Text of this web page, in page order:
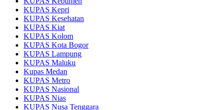
KUPAS Kepri
KUPAS Kesehatan
KUPAS Kiat
KUPAS Kolom
KUPAS Kota Bogor
KUPAS Lampung
KUPAS Maluku
Kupas Medan
KUPAS Metro
KUPAS Nasional
KUPAS Nias
KUPAS Nusa Tenggara